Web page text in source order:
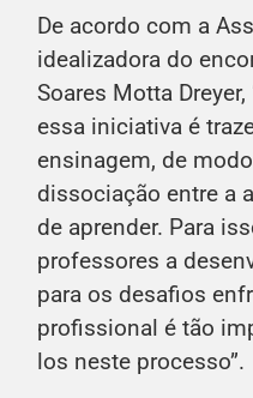
De acordo com a
idealizadora do
Soares Motta
essa iniciativa é
ensinagem, de
dissociação entre a
de aprender. Para
professores a
para os desafios
profissional é tão
los neste processo”.